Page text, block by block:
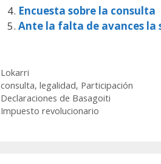
Encuesta sobre la consulta
Ante la falta de avances la
Categorías
Lokarri
Etiquetas
consulta, legalidad, Participación
Declaraciones de Basagoiti
Impuesto revolucionario